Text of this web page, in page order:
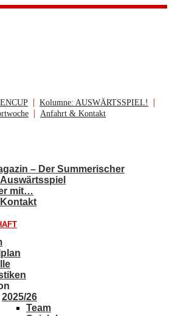
| Kolumne: AUSWÄRTSSPIEL! |
| Anfahrt & Kontakt
– Der Summerischer
mit…
2025/26
Team